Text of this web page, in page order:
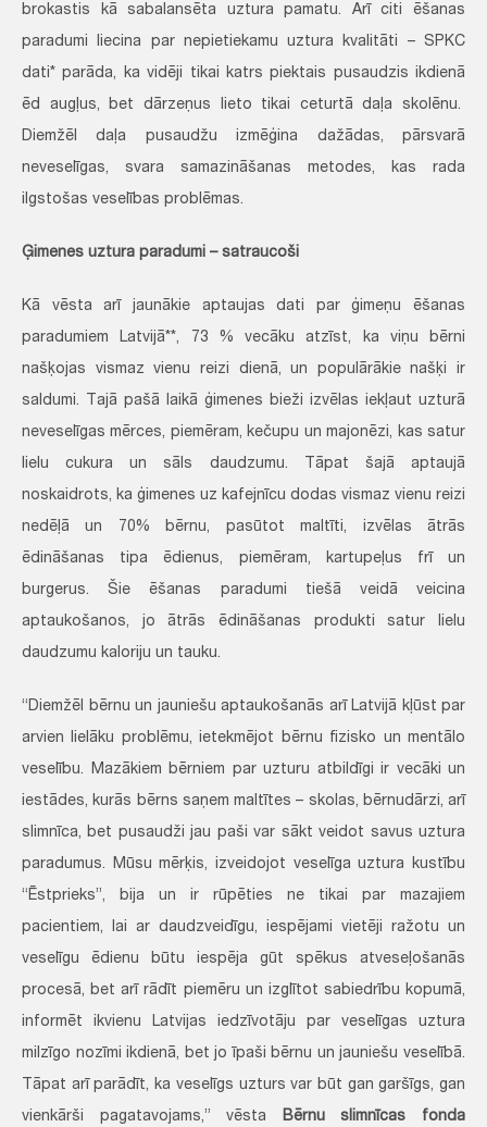
brokastis kā sabalansēta uztura pamatu. Arī citi ēšanas
paradumi liecina par nepietiekamu uztura kvalitāti – SPKC
dati* parāda, ka vidēji tikai katrs piektais pusaudzis ikdienā
ēd augļus, bet dārzeņus lieto tikai ceturtā daļa skolēnu.
Diemžēl daļa pusaudžu izmēģina dažādas, pārsvarā
neveselīgas, svara samazināšanas metodes, kas rada
ilgstošas veselības problēmas.
Ģimenes uztura paradumi – satraucoši
Kā vēsta arī jaunākie aptaujas dati par ģimeņu ēšanas
paradumiem Latvijā**, 73 % vecāku atzīst, ka viņu bērni
našķojas vismaz vienu reizi dienā, un populārākie našķi ir
saldumi. Tajā pašā laikā ģimenes bieži izvēlas iekļaut uzturā
neveselīgas mērces, piemēram, kečupu un majonēzi, kas satur
lielu cukura un sāls daudzumu. Tāpat šajā aptaujā
noskaidrots, ka ģimenes uz kafejnīcu dodas vismaz vienu reizi
nedēļā un 70% bērnu, pasūtot maltīti, izvēlas ātrās
ēdināšanas tipa ēdienus, piemēram, kartupeļus frī un
burgerus. Šie ēšanas paradumi tiešā veidā veicina
aptaukošanos, jo ātrās ēdināšanas produkti satur lielu
daudzumu kaloriju un tauku.
“Diemžēl bērnu un jauniešu aptaukošanās arī Latvijā kļūst par
arvien lielāku problēmu, ietekmējot bērnu fizisko un mentālo
veselību. Mazākiem bērniem par uzturu atbildīgi ir vecāki un
iestādes, kurās bērns saņem maltītes – skolas, bērnudārzi, arī
slimnīca, bet pusaudži jau paši var sākt veidot savus uztura
paradumus. Mūsu mērķis, izveidojot veselīga uztura kustību
“Ēstprieks”, bija un ir rūpēties ne tikai par mazajiem
pacientiem, lai ar daudzveidīgu, iespējami vietēji ražotu un
veselīgu ēdienu būtu iespēja gūt spēkus atveseļošanās
procesā, bet arī rādīt piemēru un izglītot sabiedrību kopumā,
informēt ikvienu Latvijas iedzīvotāju par veselīgas uztura
milzīgo nozīmi ikdienā, bet jo īpaši bērnu un jauniešu veselībā.
Tāpat arī parādīt, ka veselīgs uzturs var būt gan garšīgs, gan
vienkārši pagatavojams,” vēsta Bērnu slimnīcas fonda